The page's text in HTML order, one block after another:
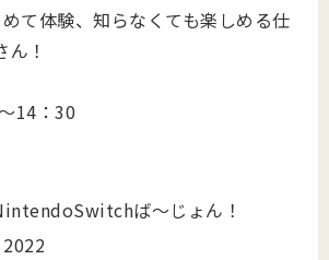
て体験、知らなくても楽しめる仕
！
14：30
ば～じょん！